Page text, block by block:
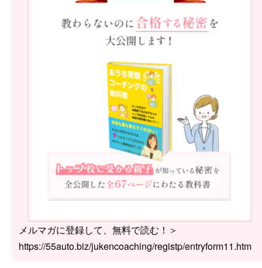
メルマガに登録して、無料で読む！＞
https://55auto.biz/jukencoaching/registp/entryform11.htm